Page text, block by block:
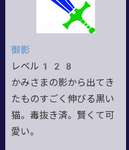
御影
レベル128
かみさまの影から出てき
たものすごく伸びる黒い
猫。毒抜き済。賢くて可
愛い。